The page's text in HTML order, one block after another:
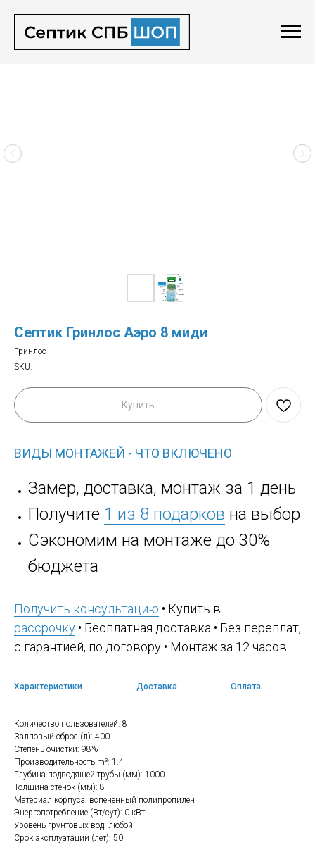
Септик Гринлос Аэро 8 миди
Гринлос
SKU:
Купить
ВИДЫ МОНТАЖЕЙ - ЧТО ВКЛЮЧЕНО
Замер, доставка, монтаж за 1 день
Получите 1 из 8 подарков на выбор
Сэкономим на монтаже до 30%
бюджета
Получить консультацию • Купить в
рассрочку • Бесплатная доставка • Без переплат,
с гарантией, по договору • Монтаж за 12 часов
Характеристики Доставка Оплата
Количество пользователей: 8
Залповый сброс (л): 400
Степень очистки: 98%
Производительность m³: 1.4
Глубина подводящей трубы (мм): 1000
Толщина стенок (мм): 8
Материал корпуса: вспененный полипропилен
Энергопотребление (Вт/сут): 0 кВт
Уровень грунтовых вод: любой
Срок эксплуатации (лет): 50